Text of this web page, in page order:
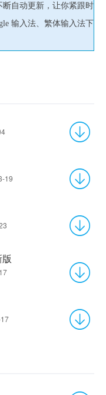
自动更新，让你紧跟时
输入法、繁体输入法下
19